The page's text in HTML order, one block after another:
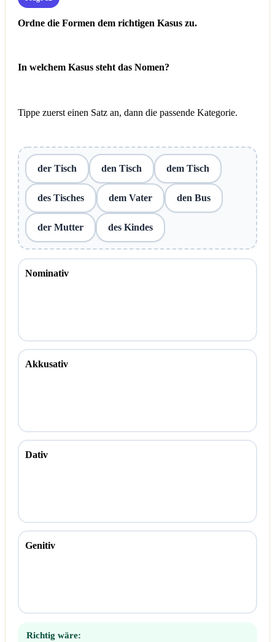
Ordne die Formen dem richtigen Kasus zu.
In welchem Kasus steht das Nomen?
Tippe zuerst einen Satz an, dann die passende Kategorie.
der Tisch den Tisch dem Tisch
des Tisches dem Vater den Bus
der Mutter des Kindes
Nominativ
Akkusativ
Dativ
Genitiv
Richtig wäre: